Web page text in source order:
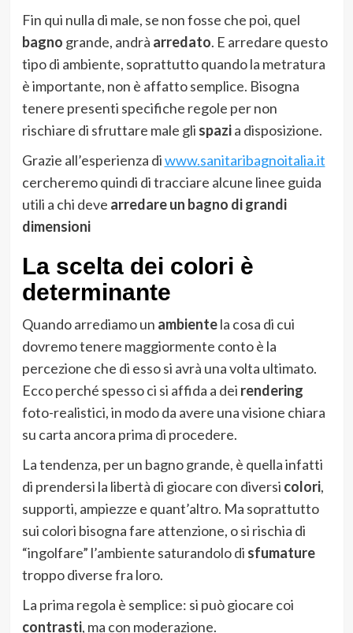
Fin qui nulla di male, se non fosse che poi, quel
bagno grande, andrà arredato. E arredare questo
tipo di ambiente, soprattutto quando la metratura
è importante, non è affatto semplice. Bisogna
tenere presenti specifiche regole per non
rischiare di sfruttare male gli spazia disposizione.
Grazie all’esperienza diwww.sanitaribagnoitalia.it
cercheremo quindi di tracciare alcune linee guida
utili a chi deve arredare un bagno di grandi
dimensioni
La scelta dei colori è
determinante
Quando arrediamo un ambientela cosa di cui
dovremo tenere maggiormente conto è la
percezione che di esso si avrà una volta ultimato.
Ecco perché spesso ci si affida a dei rendering
foto-realistici, in modo da avere una visione chiara
su carta ancora prima di procedere.
La tendenza, per un bagno grande, è quella infatti
di prendersi la libertà di giocare con diversi colori,
supporti, ampiezze e quant’altro. Ma soprattutto
sui colori bisogna fare attenzione, o si rischia di
“ingolfare” l’ambiente saturandolo di sfumature
troppo diverse fra loro.
La prima regola è semplice: si può giocare coi
contrasti, ma con moderazione.